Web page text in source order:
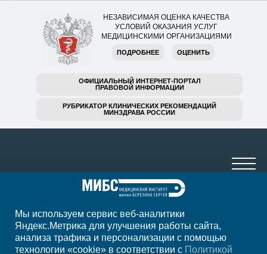
НЕЗАВИСИМАЯ ОЦЕНКА КАЧЕСТВА
УСЛОВИЙ ОКАЗАНИЯ УСЛУГ
МЕДИЦИНСКИМИ ОРГАНИЗАЦИЯМИ
ПОДРОБНЕЕ ОЦЕНИТЬ
ОФИЦИАЛЬНЫЙ ИНТЕРНЕТ-ПОРТАЛ
ПРАВОВОЙ ИНФОРМАЦИИ
РУБРИКАТОР КЛИНИЧЕСКИХ РЕКОМЕНДАЦИЙ
МИНЗДРАВА РОССИИ
+7 (4752) 63-33-63
ежедн. 7.00-23.00
Мы используем сервис веб-аналитики
Яндекс.Метрика для улучшения работы сайта,
анализа трафика и персонализации с помощью
технологии «cookie» в соответствии с Политикой